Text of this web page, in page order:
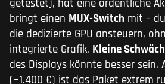
getestet), hat eine ordentliche
bringt einen MUX-Switch mit –
die dedizierte GPU ansteuern,
integrierte Grafik. Kleine
des Displays könnte besser sein.
(~1.400 €) ist das Paket extrem